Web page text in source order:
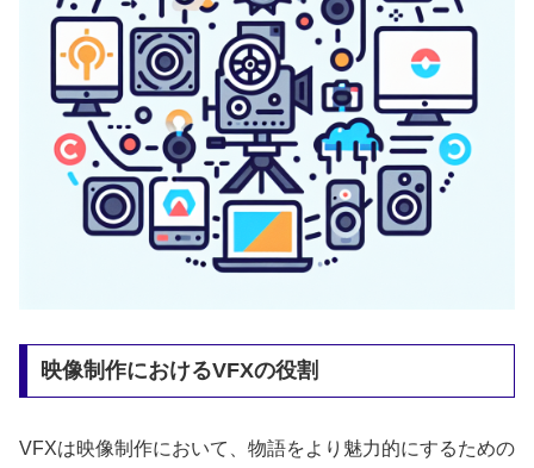
映像制作におけるVFXの役割
VFXは映像制作において、物語をより魅力的にするための